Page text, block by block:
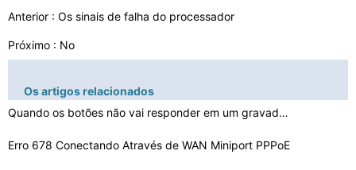
Anterior : Os sinais de falha do processador
Próximo : No
Os artigos relacionados
Quando os botões não vai responder em um gravador de …
Erro 678 Conectando Através de WAN Miniport PPPoE